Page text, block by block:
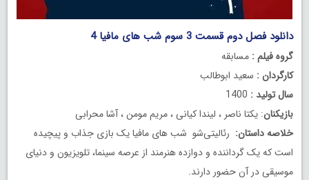
دانلود فصل دوم قسمت 3 سوم شب های مافیا 4
گروه فیلم : مسابقه
کارگردان : سعید ابوطالب
سال تولید :
بازیکنان: یکتا ناصر ، لیندا کیانی ، مریم مومن ، آشا محرابی
خلاصه داستان: رئالیتی‌شو شب های مافیا یک بازی جذاب و پیچیده
است که یک گرداننده و دوازده هنرمند از عرصه سینما، تلویزیون و دنیای
موسیقی در آن حضور دارند.